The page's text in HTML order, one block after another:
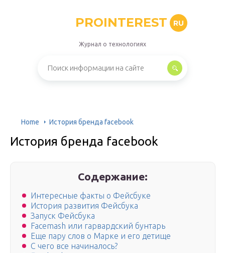
PROINTEREST RU
Журнал о технологиях
Home История бренда facebook
История бренда facebook
Содержание:
Интересные факты о Фейсбуке
История развития Фейсбука
Запуск Фейсбука
Facemash или гарвардский бунтарь
Еще пару слов о Марке и его детище
С чего все начиналось?